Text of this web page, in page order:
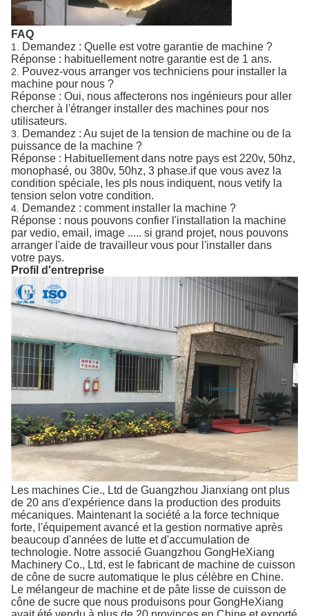
FAQ
1. Demandez : Quelle est votre garantie de machine ?
Réponse : habituellement notre garantie est de 1 ans.
2. Pouvez-vous arranger vos techniciens pour installer la
machine pour nous ?
Réponse : Oui, nous affecterons nos ingénieurs pour aller
chercher à l'étranger installer des machines pour nos
utilisateurs.
3. Demandez : Au sujet de la tension de machine ou de la
puissance de la machine ?
Réponse : Habituellement dans notre pays est 220v, 50hz,
monophasé, ou 380v, 50hz, 3 phase.if que vous avez la
condition spéciale, les pls nous indiquent, nous vetify la
tension selon votre condition.
4. Demandez : comment installer la machine ?
Réponse : nous pouvons confier l'installation la machine
par vedio, email, image ..... si grand projet, nous pouvons
arranger l'aide de travailleur vous pour l'installer dans
votre pays.
Profil d'entreprise
Les machines Cie., Ltd de Guangzhou Jianxiang ont plus
de 20 ans d'expérience dans la production des produits
mécaniques. Maintenant la société a la force technique
forte, l'équipement avancé et la gestion normative après
beaucoup d'années de lutte et d'accumulation de
technologie. Notre associé Guangzhou GongHeXiang
Machinery Co., Ltd, est le fabricant de machine de cuisson
de cône de sucre automatique le plus célèbre en Chine.
Le mélangeur de machine et de pâte lisse de cuisson de
cône de sucre que nous produisons pour GongHeXiang